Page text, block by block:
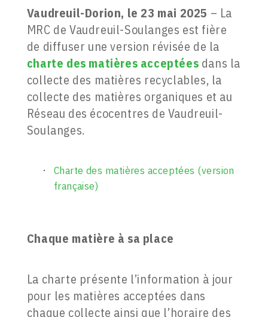
Vaudreuil-Dorion, le 23 mai 2025 – La
MRC de Vaudreuil-Soulanges est fière
de diffuser une version révisée de la
charte des matières acceptées dans la
collecte des matières recyclables, la
collecte des matières organiques et au
Réseau des écocentres de Vaudreuil-
Soulanges.
Charte des matières acceptées (version
française)
Chaque matière à sa place
La charte présente l’information à jour
pour les matières acceptées dans
chaque collecte ainsi que l’horaire des